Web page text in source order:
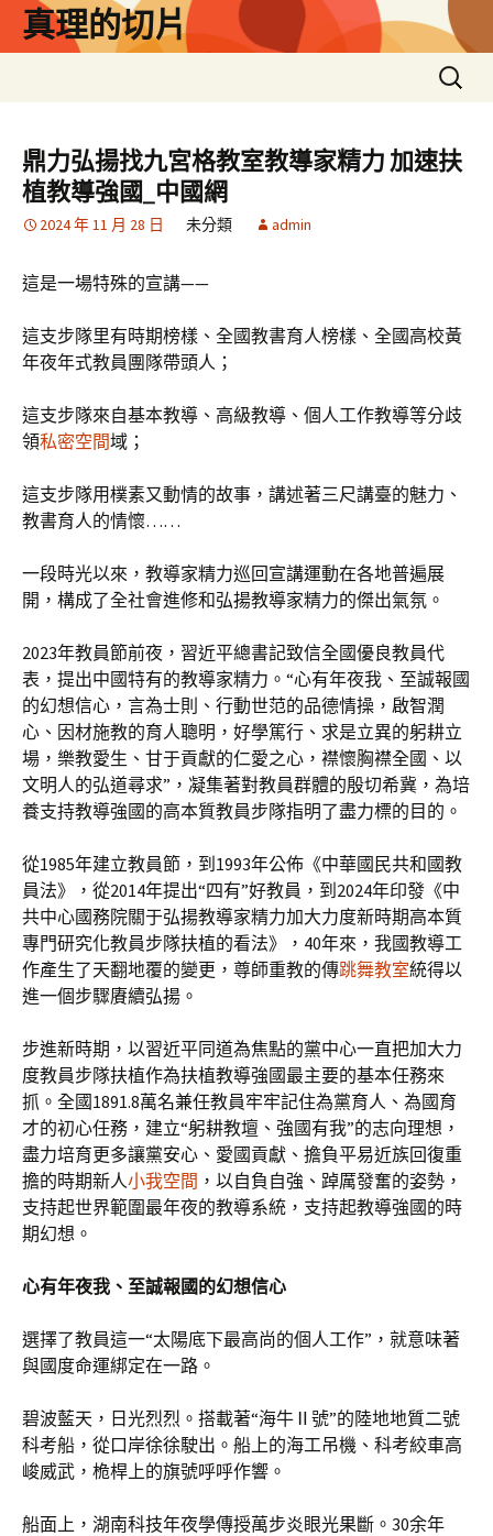
真理的切片
搜
尋
鍵
字:
鼎力弘揚找九宮格教室教導家精力 加速扶
植教導強國_中國網
2024 年 11 月 28 日 未分類 admin
這是一場特殊的宣講——
這支步隊里有時期榜樣、全國教書育人榜樣、全國高校黃
年夜年式教員團隊帶頭人；
這支步隊來自基本教導、高級教導、個人工作教導等分歧
領私密空間域；
這支步隊用樸素又動情的故事，講述著三尺講臺的魅力、
教書育人的情懷……
一段時光以來，教導家精力巡回宣講運動在各地普遍展
開，構成了全社會進修和弘揚教導家精力的傑出氣氛。
2023年教員節前夜，習近平總書記致信全國優良教員代
表，提出中國特有的教導家精力。“心有年夜我、至誠報國
的幻想信心，言為士則、行動世范的品德情操，啟智潤
心、因材施教的育人聰明，好學篤行、求是立異的躬耕立
場，樂教愛生、甘于貢獻的仁愛之心，襟懷胸襟全國、以
文明人的弘道尋求”，凝集著對教員群體的殷切希冀，為培
養支持教導強國的高本質教員步隊指明了盡力標的目的。
從1985年建立教員節，到1993年公佈《中華國民共和國教
員法》，從2014年提出“四有”好教員，到2024年印發《中
共中心國務院關于弘揚教導家精力加大力度新時期高本質
專門研究化教員步隊扶植的看法》，40年來，我國教導工
作產生了天翻地覆的變更，尊師重教的傳跳舞教室統得以
進一個步驟賡續弘揚。
步進新時期，以習近平同道為焦點的黨中心一直把加大力
度教員步隊扶植作為扶植教導強國最主要的基本任務來
抓。全國1891.8萬名兼任教員牢牢記住為黨育人、為國育
才的初心任務，建立“躬耕教壇、強國有我”的志向理想，
盡力培育更多讓黨安心、愛國貢獻、擔負平易近族回復重
擔的時期新人小我空間 ，以自負自強、踔厲發奮的姿勢，
支持起世界範圍最年夜的教導系統，支持起教導強國的時
期幻想。
心有年夜我、至誠報國的幻想信心
選擇了教員這一“太陽底下最高尚的個人工作”，就意味著
與國度命運綁定在一路。
碧波藍天，日光烈烈。搭載著“海牛Ⅱ號”的陸地地質二號
科考船，從口岸徐徐駛出。船上的海工吊機、科考絞車高
峻威武，桅桿上的旗號呼呼作響。
船面上，湖南科技年夜學傳授萬步炎眼光果斷。30余年